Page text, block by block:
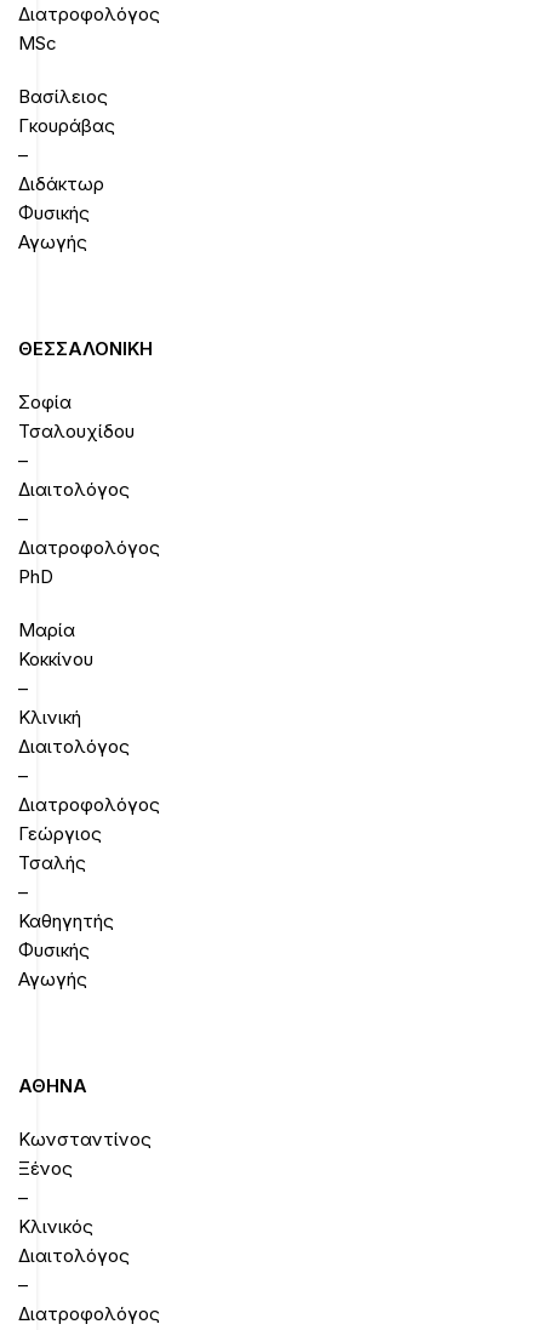
Διατροφολόγος
MSc
Βασίλειος
Γκουράβας
–
Διδάκτωρ
Φυσικής
Αγωγής
ΘΕΣΣΑΛΟΝΙΚΗ
Σοφία
Τσαλουχίδου
–
Διαιτολόγος
–
Διατροφολόγος
PhD
Μαρία
Κοκκίνου
–
Κλινική
Διαιτολόγος
–
Διατροφολόγος
Γεώργιος
Τσαλής
–
Καθηγητής
Φυσικής
Αγωγής
ΑΘΗΝΑ
Κωνσταντίνος
Ξένος
–
Κλινικός
Διαιτολόγος
–
Διατροφολόγος